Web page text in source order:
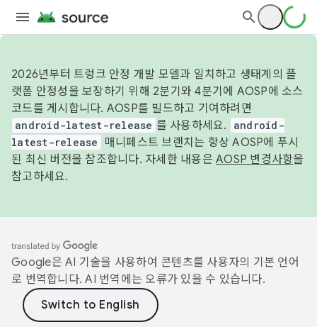
2026년부터 트렁크 안정 개발 모델과 일치하고 생태계의 플
랫폼 안정성을 보장하기 위해 2분기와 4분기에 AOSP에 소스
코드를 게시합니다. AOSP를 빌드하고 기여하려면
android-latest-release 를 사용하세요.
android-
latest-release
매니페스트 브랜치는 항상 AOSP에 푸시
된 최신 버전을 참조합니다. 자세한 내용은 AOSP 변경사항을
참고하세요.
Google은 AI 기술을 사용하여 콘텐츠를 사용자의 기본 언어
로 번역합니다. AI 번역에는 오류가 있을 수 있습니다.